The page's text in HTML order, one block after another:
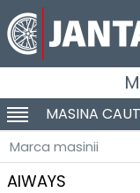
SCHIMBA NAVIGAREA
MASINA
Marca masinii
AIWAYS